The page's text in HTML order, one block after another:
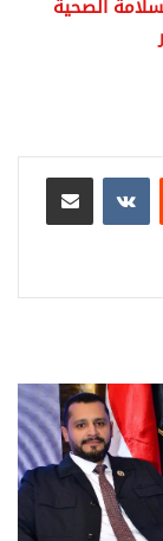
الصحية
مشاركة عبر البريد